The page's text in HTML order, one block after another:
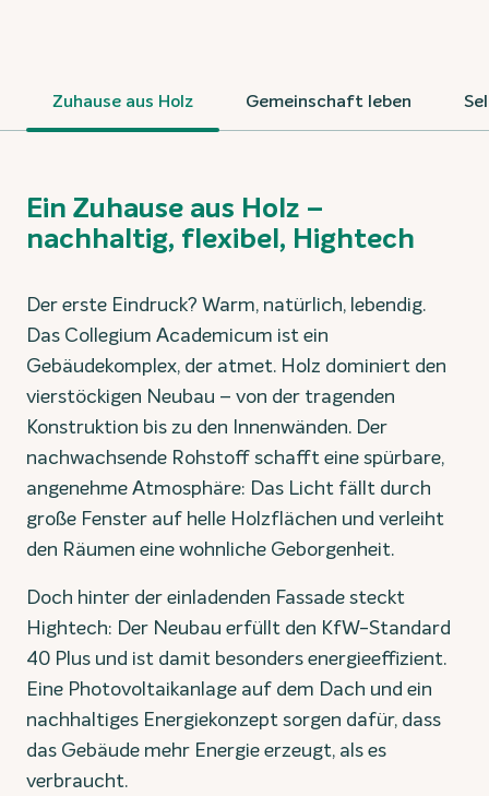
Zuhause aus Holz Gemeinschaft leben
Ein Zuhause aus Holz –
nachhaltig, flexibel, Hightech
Der erste Eindruck? Warm, natürlich, lebendig.
Das Collegium Academicum ist ein
Gebäudekomplex, der atmet. Holz dominiert den
vierstöckigen Neubau – von der tragenden
Konstruktion bis zu den Innenwänden. Der
nachwachsende Rohstoff schafft eine spürbare,
angenehme Atmosphäre: Das Licht fällt durch
große Fenster auf helle Holzflächen und verleiht
den Räumen eine wohnliche Geborgenheit.
Doch hinter der einladenden Fassade steckt
Hightech: Der Neubau erfüllt den KfW-Standard
40 Plus und ist damit besonders energieeffizient.
Eine Photovoltaikanlage auf dem Dach und ein
nachhaltiges Energiekonzept sorgen dafür, dass
das Gebäude mehr Energie erzeugt, als es
verbraucht.